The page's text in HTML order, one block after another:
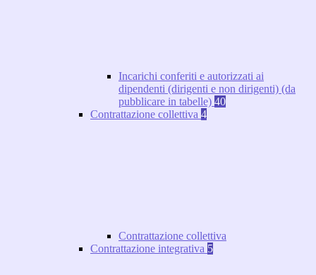
Incarichi conferiti e autorizzati ai
dipendenti (dirigenti e non dirigenti) (da
pubblicare in tabelle) 40
Contrattazione collettiva 4
Contrattazione collettiva
Contrattazione integrativa 5